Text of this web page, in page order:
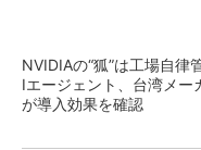
NVIDIAの“狐”は工場自律
Iエージェント、台湾メー
が導入効果を確認